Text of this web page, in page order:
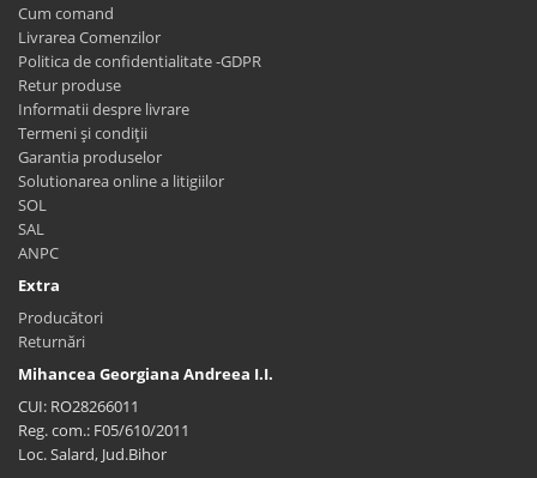
Cum comand
Livrarea Comenzilor
Politica de confidentialitate -GDPR
Retur produse
Informatii despre livrare
Termeni și condiții
Garantia produselor
Solutionarea online a litigiilor
SOL
SAL
ANPC
Extra
Producători
Returnări
Mihancea Georgiana Andreea I.I.
CUI: RO28266011
Reg. com.: F05/610/2011
Loc. Salard, Jud.Bihor